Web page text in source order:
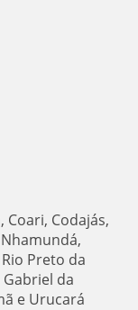
Coari, Codajás,
Preto da
Gabriel da
e Urucará